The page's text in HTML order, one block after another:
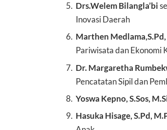
Drs.Welem Bilangla’bi
Inovasi Daerah
Marthen Medlama,S.Pd,
Pariwisata dan Ekonomi
Dr. Margaretha
Pencatatan Sipil dan
Yoswa Kepno, S.Sos,
Hasuka Hisage, S.Pd,